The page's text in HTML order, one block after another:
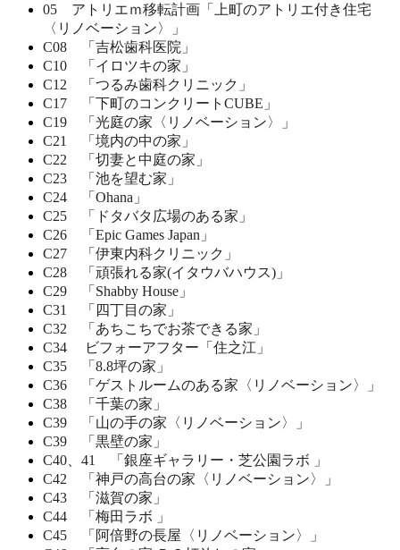
05 アトリエｍ移転計画「上町のアトリエ付き住宅
〈リノベーション〉」
C08 「吉松歯科医院」
C10 「イロツキの家」
C12 「つるみ歯科クリニック」
C17 「下町のコンクリートCUBE」
C19 「光庭の家〈リノベーション〉」
C21 「境内の中の家」
C22 「切妻と中庭の家」
C23 「池を望む家」
C24 「Ohana」
C25 「ドタバタ広場のある家」
C26 「Epic Games Japan」
C27 「伊東内科クリニック」
C28 「頑張れる家(イタウバハウス)」
C29 「Shabby House」
C31 「四丁目の家」
C32 「あちこちでお茶できる家」
C34 ビフォーアフター「住之江」
C35 「8.8坪の家」
C36 「ゲストルームのある家〈リノベーション〉」
C38 「千葉の家」
C39 「山の手の家〈リノベーション〉」
C39 「黒壁の家」
C40、41 「銀座ギャラリー・芝公園ラボ 」
C42 「神戸の高台の家〈リノベーション〉」
C43 「滋賀の家」
C44 「梅田ラボ 」
C45 「阿倍野の長屋〈リノベーション〉」